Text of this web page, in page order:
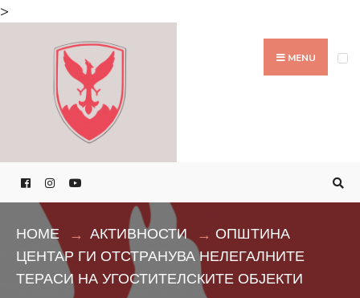
>
MENU
HOME АКТИВНОСТИ
ОПШТИНА
ЦЕНТАР ГИ ОТСТРАНУВА НЕЛЕГАЛНИТЕ
ТЕРАСИ НА УГОСТИТЕЛСКИТЕ ОБЈЕКТИ